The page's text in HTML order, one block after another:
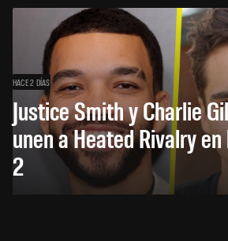
HACE 2 DÍAS
Justice Smith y Charlie
unen a Heated Rivalry
2